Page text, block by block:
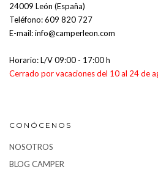
24009 León (España)
Teléfono:609 820 727
E-mail:info@camperleon.com
Horario: L/V 09:00 - 17:00 h
Cerrado por vacaciones del 10 al 24 de
CONÓCENOS
NOSOTROS
BLOG CAMPER